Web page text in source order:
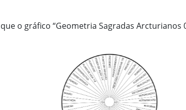
o gráfico “Geometria Sagradas Arcturianos